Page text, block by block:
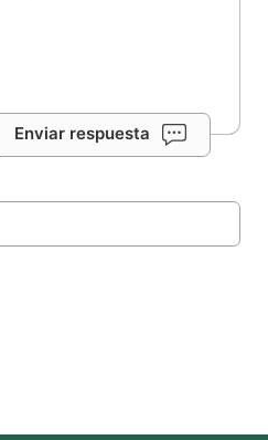
Enviar respuesta